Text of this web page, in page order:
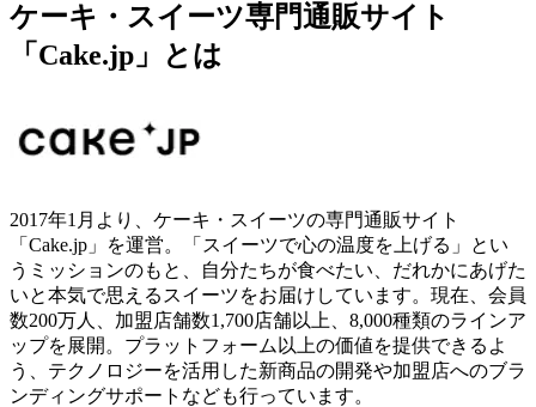
ケーキ・スイーツ専門通販サイト
「Cake.jp」とは
2017年1月より、ケーキ・スイーツの専門通販サイト
「Cake.jp」を運営。「スイーツで心の温度を上げる」とい
うミッションのもと、自分たちが食べたい、だれかにあげた
いと本気で思えるスイーツをお届けしています。現在、会員
数200万人、加盟店舗数1,700店舗以上、8,000種類のラインア
ップを展開。プラットフォーム以上の価値を提供できるよ
う、テクノロジーを活用した新商品の開発や加盟店へのブラ
ンディングサポートなども行っています。